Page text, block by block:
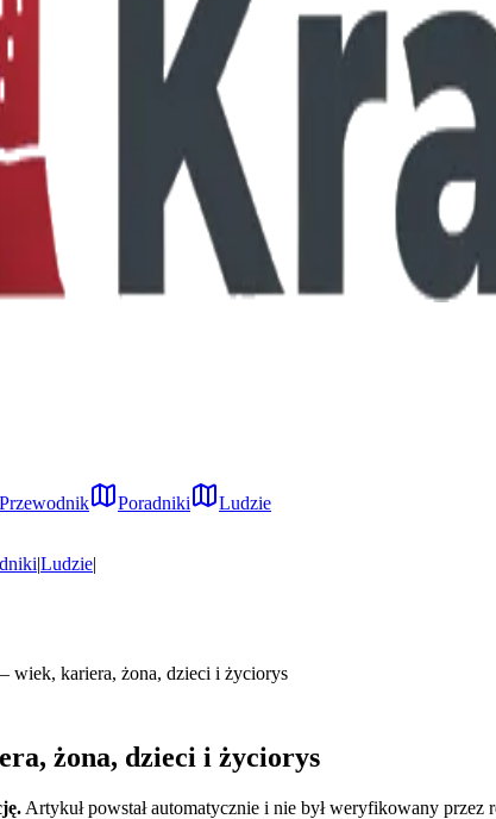
Przewodnik Poradniki
Ludzie
|Ludzie|
wiek, kariera, żona, dzieci i życiorys
żona, dzieci i życiorys
Artykuł powstał automatycznie i nie był weryfikowany przez